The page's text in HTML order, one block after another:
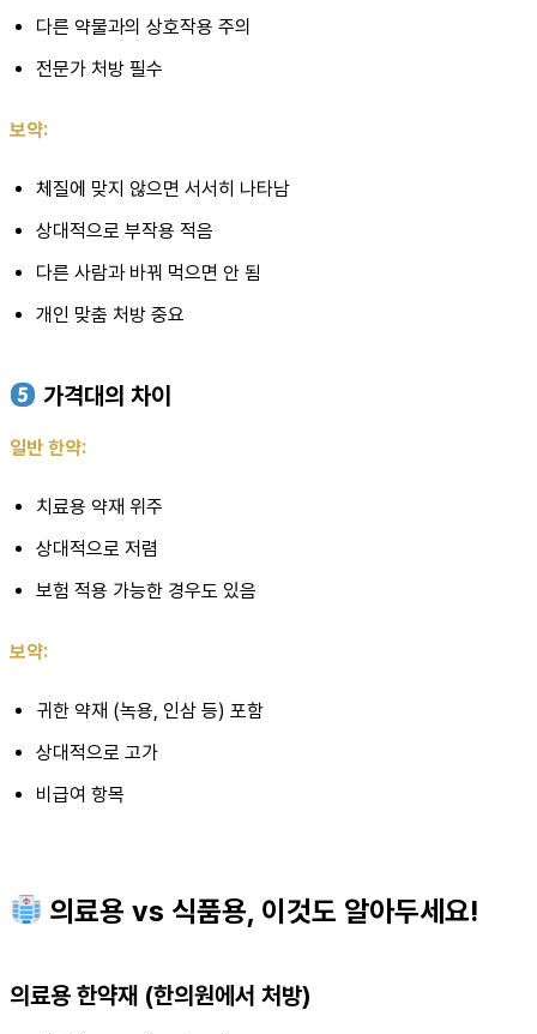
다른 약물과의 상호작용 주의
전문가 처방 필수
보약:
체질에 맞지 않으면 서서히 나타남
상대적으로 부작용 적음
다른 사람과 바꿔 먹으면 안 됨
개인 맞춤 처방 중요
가격대의 차이
일반 한약:
치료용 약재 위주
상대적으로 저렴
보험 적용 가능한 경우도 있음
보약:
귀한 약재 (녹용, 인삼 등) 포함
상대적으로 고가
비급여 항목
의료용 vs 식품용, 이것도 알아두세요!
의료용 한약재 (한의원에서 처방)